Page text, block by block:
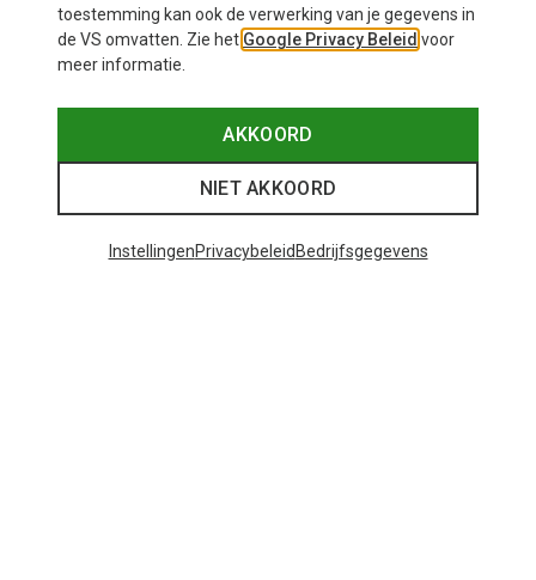
toestemming kan ook de verwerking van je gegevens in
de VS omvatten. Zie het Google Privacy Beleid voor
meer informatie.
AKKOORD
NIET AKKOORD
InstellingenPrivacybeleid Bedrijfsgegevens